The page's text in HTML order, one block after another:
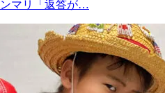
ンマリ「返答が…